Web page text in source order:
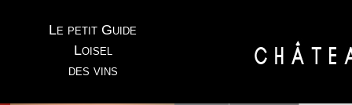
Le petit Guide
Loisel
des vins